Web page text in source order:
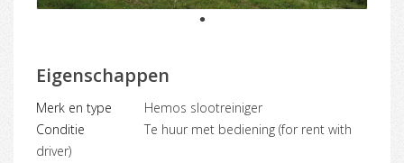
1
Eigenschappen
Merk en type
Hemos slootreiniger
Conditie
Te huur met bediening (for rent with
driver)